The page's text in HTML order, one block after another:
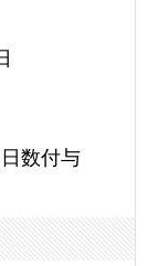
数付与